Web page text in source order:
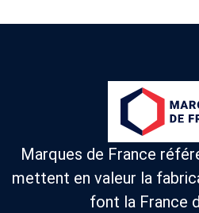
Marques de France
mettent en valeur la
font la France